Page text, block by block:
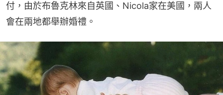
付，由於布魯克林來自英國、Nicola家在美國，兩人
會在兩地都舉辦婚禮。